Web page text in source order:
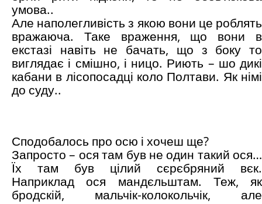
умова..
Але наполегливість з якою вони це роблять
вражаюча. Таке враження, що вони в
екстазі навіть не бачать, що з боку то
виглядає і смішно, і ницо. Риють – шо дикі
кабани в лісопосадці коло Полтави. Як німі
до суду..
Сподобалось про осю і хочеш ще?
Запросто – ося там був не один такий ося…
Їх там був цілий сєрєбряний вєк.
Наприклад ося мандєльштам. Теж, як
бродскій, мальчік-колокольчік, але